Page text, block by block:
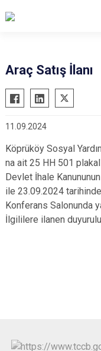
Aşkale
Çat
Hınıs
Horasan
Aziziye
İspir
Karaçoban
Karayazı
Araç Satış İlanı
11.09.2024
Köprüköy Sosyal
na ait 25 HH 501
Devlet İhale
ile 23.09.2024
Konferans Salonunda
İlgililere ilanen